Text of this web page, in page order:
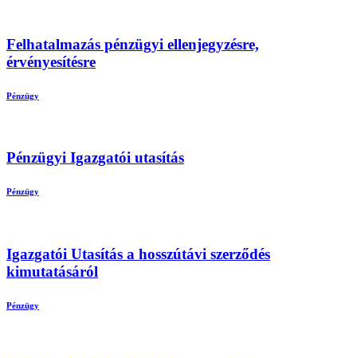
Felhatalmazás pénzügyi ellenjegyzésre,
érvényesítésre
Pénzügy
Pénzügyi Igazgatói utasítás
Pénzügy
Igazgatói Utasítás a hosszútávi szerződés
kimutatásáról
Pénzügy